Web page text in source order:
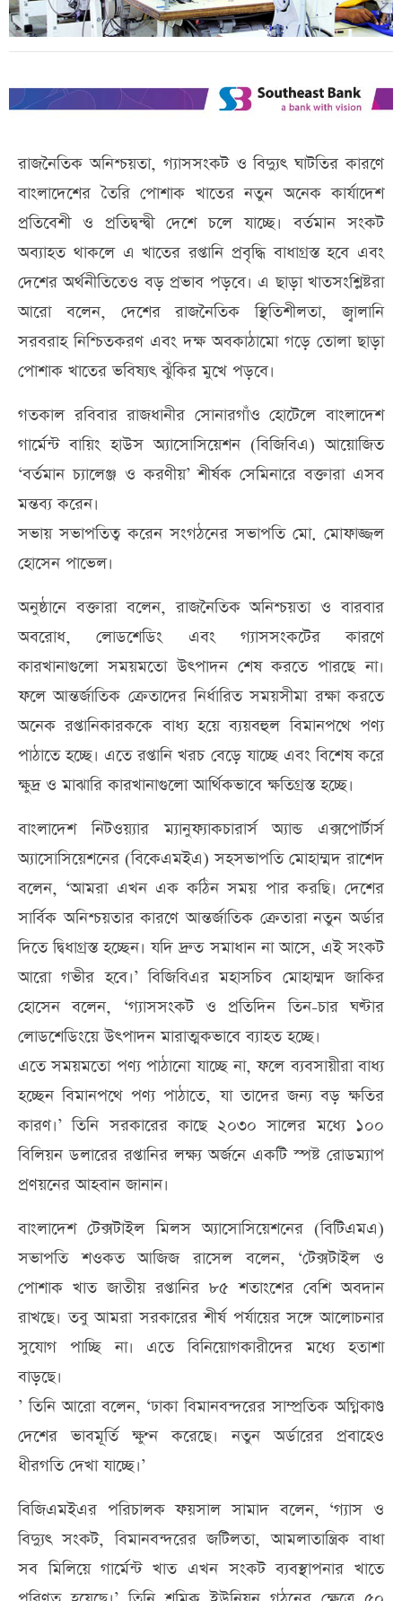
রাজনৈতিক অনিশ্চয়তা, গ্যাসসংকট ও বিদ্যুৎ ঘাটতির কারণে
বাংলাদেশের তৈরি পোশাক খাতের নতুন অনেক কার্যাদেশ
প্রতিবেশী ও প্রতিদ্বন্দ্বী দেশে চলে যাচ্ছে। বর্তমান সংকট
অব্যাহত থাকলে এ খাতের রপ্তানি প্রবৃদ্ধি বাধাগ্রস্ত হবে এবং
দেশের অর্থনীতিতেও বড় প্রভাব পড়বে। এ ছাড়া খাতসংশ্লিষ্টরা
আরো বলেন, দেশের রাজনৈতিক স্থিতিশীলতা, জ্বালানি
সরবরাহ নিশ্চিতকরণ এবং দক্ষ অবকাঠামো গড়ে তোলা ছাড়া
পোশাক খাতের ভবিষ্যৎ ঝুঁকির মুখে পড়বে।
গতকাল রবিবার রাজধানীর সোনারগাঁও হোটেলে বাংলাদেশ
গার্মেন্ট বায়িং হাউস অ্যাসোসিয়েশন (বিজিবিএ) আয়োজিত
‘বর্তমান চ্যালেঞ্জ ও করণীয়’ শীর্ষক সেমিনারে বক্তারা এসব
মন্তব্য করেন।
সভায় সভাপতিত্ব করেন সংগঠনের সভাপতি মো. মোফাজ্জল
হোসেন পাভেল।
অনুষ্ঠানে বক্তারা বলেন, রাজনৈতিক অনিশ্চয়তা ও বারবার
অবরোধ, লোডশেডিং এবং গ্যাসসংকটের কারণে
কারখানাগুলো সময়মতো উৎপাদন শেষ করতে পারছে না।
ফলে আন্তর্জাতিক ক্রেতাদের নির্ধারিত সময়সীমা রক্ষা করতে
অনেক রপ্তানিকারককে বাধ্য হয়ে ব্যয়বহুল বিমানপথে পণ্য
পাঠাতে হচ্ছে। এতে রপ্তানি খরচ বেড়ে যাচ্ছে এবং বিশেষ করে
ক্ষুদ্র ও মাঝারি কারখানাগুলো আর্থিকভাবে ক্ষতিগ্রস্ত হচ্ছে।
বাংলাদেশ নিটওয়্যার ম্যানুফ্যাকচারার্স অ্যান্ড এক্সপোর্টার্স
অ্যাসোসিয়েশনের (বিকেএমইএ) সহসভাপতি মোহাম্মদ রাশেদ
বলেন, ‘আমরা এখন এক কঠিন সময় পার করছি। দেশের
সার্বিক অনিশ্চয়তার কারণে আন্তর্জাতিক ক্রেতারা নতুন অর্ডার
দিতে দ্বিধাগ্রস্ত হচ্ছেন। যদি দ্রুত সমাধান না আসে, এই সংকট
আরো গভীর হবে।’ বিজিবিএর মহাসচিব মোহাম্মদ জাকির
হোসেন বলেন, ‘গ্যাসসংকট ও প্রতিদিন তিন-চার ঘণ্টার
লোডশেডিংয়ে উৎপাদন মারাত্মকভাবে ব্যাহত হচ্ছে।
এতে সময়মতো পণ্য পাঠানো যাচ্ছে না, ফলে ব্যবসায়ীরা বাধ্য
হচ্ছেন বিমানপথে পণ্য পাঠাতে, যা তাদের জন্য বড় ক্ষতির
কারণ।’ তিনি সরকারের কাছে ২০৩০ সালের মধ্যে ১০০
বিলিয়ন ডলারের রপ্তানির লক্ষ্য অর্জনে একটি স্পষ্ট রোডম্যাপ
প্রণয়নের আহবান জানান।
বাংলাদেশ টেক্সটাইল মিলস অ্যাসোসিয়েশনের (বিটিএমএ)
সভাপতি শওকত আজিজ রাসেল বলেন, ‘টেক্সটাইল ও
পোশাক খাত জাতীয় রপ্তানির ৮৫ শতাংশের বেশি অবদান
রাখছে। তবু আমরা সরকারের শীর্ষ পর্যায়ের সঙ্গে আলোচনার
সুযোগ পাচ্ছি না। এতে বিনিয়োগকারীদের মধ্যে হতাশা
বাড়ছে।
’ তিনি আরো বলেন, ‘ঢাকা বিমানবন্দরের সাম্প্রতিক অগ্নিকাণ্ড
দেশের ভাবমূর্তি ক্ষুণ্ন করেছে। নতুন অর্ডারের প্রবাহেও
ধীরগতি দেখা যাচ্ছে।’
বিজিএমইএর পরিচালক ফয়সাল সামাদ বলেন, ‘গ্যাস ও
বিদ্যুৎ সংকট, বিমানবন্দরের জটিলতা, আমলাতান্ত্রিক বাধা
সব মিলিয়ে গার্মেন্ট খাত এখন সংকট ব্যবস্থাপনার খাতে